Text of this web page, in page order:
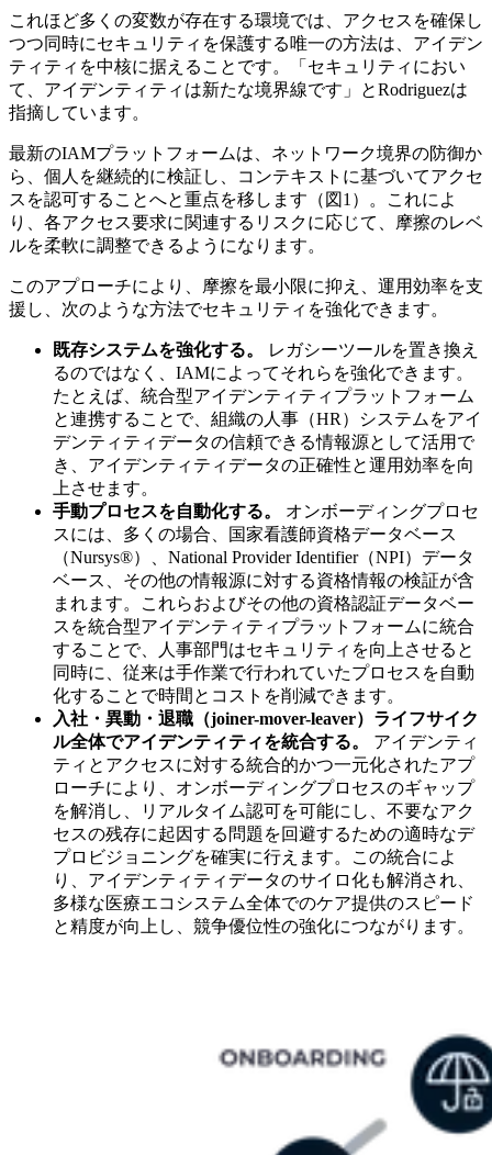
これほど多くの変数が存在する環境では、アクセスを確保し
つつ同時にセキュリティを保護する唯一の方法は、アイデン
ティティを中核に据えることです。「セキュリティにおい
て、アイデンティティは新たな境界線です」とRodriguezは
指摘しています。
最新のIAMプラットフォームは、ネットワーク境界の防御か
ら、個人を継続的に検証し、コンテキストに基づいてアクセ
スを認可することへと重点を移します（図1）。これによ
り、各アクセス要求に関連するリスクに応じて、摩擦のレベ
ルを柔軟に調整できるようになります。
このアプローチにより、摩擦を最小限に抑え、運用効率を支
援し、次のような方法でセキュリティを強化できます。
既存システムを強化する。
レガシーツールを置き換え
るのではなく、IAMによってそれらを強化できます。
たとえば、統合型アイデンティティプラットフォーム
と連携することで、組織の人事（HR）システムをアイ
デンティティデータの信頼できる情報源として活用で
き、アイデンティティデータの正確性と運用効率を向
上させます。
手動プロセスを自動化する。
オンボーディングプロセ
スには、多くの場合、国家看護師資格データベース
（Nursys®）、National Provider Identifier（NPI）データ
ベース、その他の情報源に対する資格情報の検証が含
まれます。これらおよびその他の資格認証データベー
スを統合型アイデンティティプラットフォームに統合
することで、人事部門はセキュリティを向上させると
同時に、従来は手作業で行われていたプロセスを自動
化することで時間とコストを削減できます。
入社・異動・退職（joiner-mover-leaver）ライフサイク
ル全体でアイデンティティを統合する。
アイデンティ
ティとアクセスに対する統合的かつ一元化されたアプ
ローチにより、オンボーディングプロセスのギャップ
を解消し、リアルタイム認可を可能にし、不要なアク
セスの残存に起因する問題を回避するための適時なデ
プロビジョニングを確実に行えます。この統合によ
り、アイデンティティデータのサイロ化も解消され、
多様な医療エコシステム全体でのケア提供のスピード
と精度が向上し、競争優位性の強化につながります。